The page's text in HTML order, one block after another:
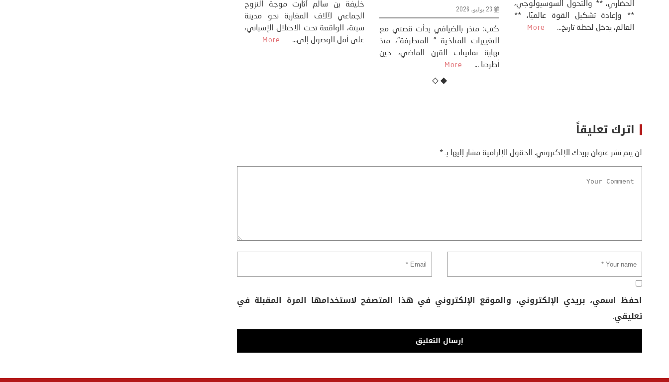
23 يوليو، 2026
كتب: منذر بالضيافي بدأت قصتي مع
التغييرات المناخية ” المتطرفة”، منذ
** وإعادة تشكيل القوة عالميًا، **
العالم، يدخل لحظة تاريخ...
More
تحليل – منذر بالضيافي عاد الرئيس
الأمريكي دونالد ترامب إلى قصف
ايران، وذلك ردا على ما اعتبره الرئيس
اترك تعليقاً
لن يتم نشر عنوان بريدك الإلكتروني. الحقول الإلزامية مشار إليها بـ*
احفظ اسمي، بريدي الإلكتروني، والموقع الإلكتروني في هذا المتصفح لاستخدامها المرة المقبلة في
تعليقي.